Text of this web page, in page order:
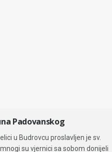
Padovanskog
u Budrovcu proslavljen je sv.
su vjernici sa sobom donijeli